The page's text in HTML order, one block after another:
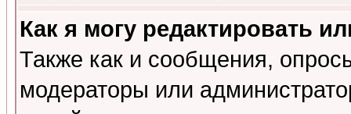
Как я могу редактировать
Также как и сообщения,
модераторы или